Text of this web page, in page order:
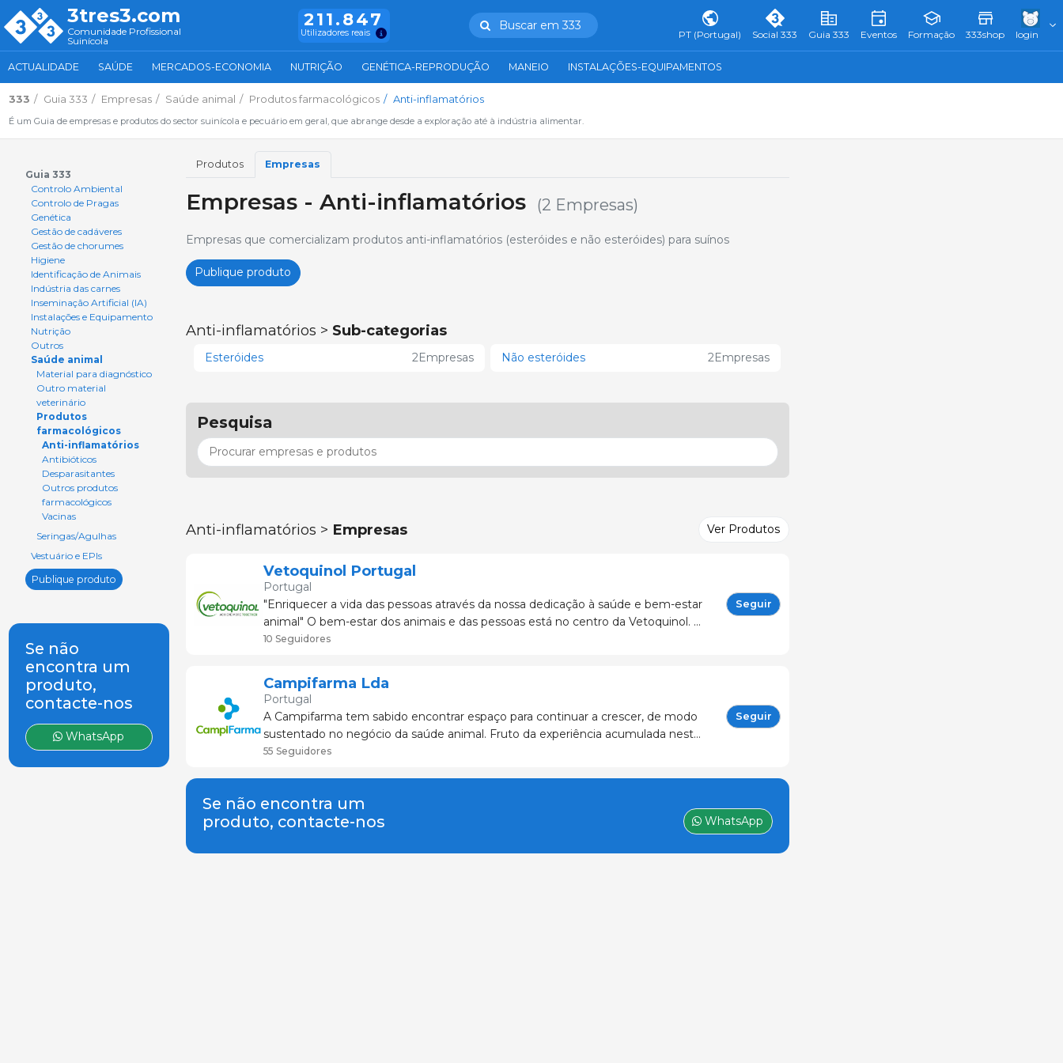
3tres3.com
Comunidade Profissional
Suinícola
211.847
Utilizadores reais
Buscar em 333
PT (Portugal) Social 333 Guia 333 Eventos Formação 333shop login
ACTUALIDADE SAÚDE MERCADOS-ECONOMIA NUTRIÇÃO GENÉTICA-REPRODUÇÃO MANEIO INSTALAÇÕES-EQUIPAMENTOS
333 Guia 333 Empresas Saúde animal Produtos farmacológicos Anti-inflamatórios
É um Guia de empresas e produtos do sector suinícola e pecuário em geral, que abrange desde a exploração até à indústria alimentar.
Guia 333
Controlo Ambiental
Controlo de Pragas
Genética
Gestão de cadáveres
Gestão de chorumes
Higiene
Identificação de Animais
Indústria das carnes
Inseminação Artificial (IA)
Instalações e Equipamento
Nutrição
Outros
Saúde animal
Material para diagnóstico
Outro material
veterinário
Produtos
farmacológicos
Anti-inflamatórios
Antibióticos
Desparasitantes
Outros produtos
farmacológicos
Vacinas
Seringas/Agulhas
Vestuário e EPIs
Publique produto
Se não
encontra um
produto,
contacte-nos
WhatsApp
Produtos Empresas
Empresas - Anti-inflamatórios (2 Empresas)
Empresas que comercializam produtos anti-inflamatórios (esteróides e não esteróides) para suínos
Publique produto
Anti-inflamatórios > Sub-categorias
Esteróides 2Empresas Não esteróides 2Empresas
Pesquisa
Anti-inflamatórios > Empresas Ver Produtos
Vetoquinol Portugal
Portugal
"Enriquecer a vida das pessoas através da nossa dedicação à saúde e bem-estar
animal" O bem-estar dos animais e das pessoas está no centro da Vetoquinol. É
para isso que todas as nossas eq
10 Seguidores
Seguir
Campifarma Lda
Portugal
A Campifarma tem sabido encontrar espaço para continuar a crescer, de modo
sustentado no negócio da saúde animal. Fruto da experiência acumulada neste
setor e do trabalho diário da sua equipa, apresenta soluç&
55 Seguidores
Seguir
Se não encontra um
produto, contacte-nos
WhatsApp